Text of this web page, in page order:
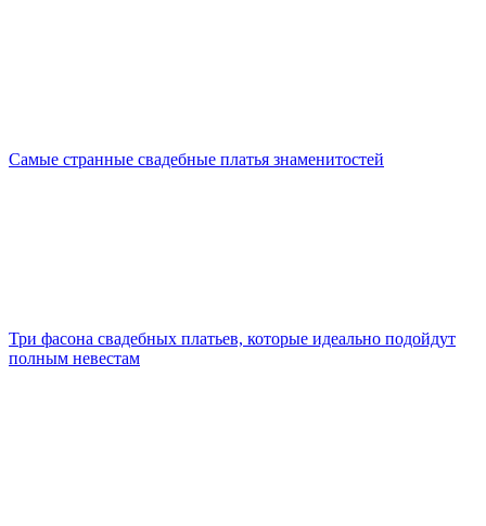
Самые странные свадебные платья знаменитостей
Три фасона свадебных платьев, которые идеально подойдут
полным невестам